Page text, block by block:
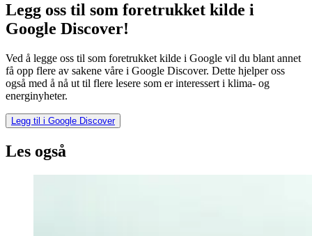
Legg oss til som foretrukket kilde i
Google Discover!
Ved å legge oss til som foretrukket kilde i Google vil du blant annet
få opp flere av sakene våre i Google Discover. Dette hjelper oss
også med å nå ut til flere lesere som er interessert i klima- og
energinyheter.
Legg til i Google Discover
Les også